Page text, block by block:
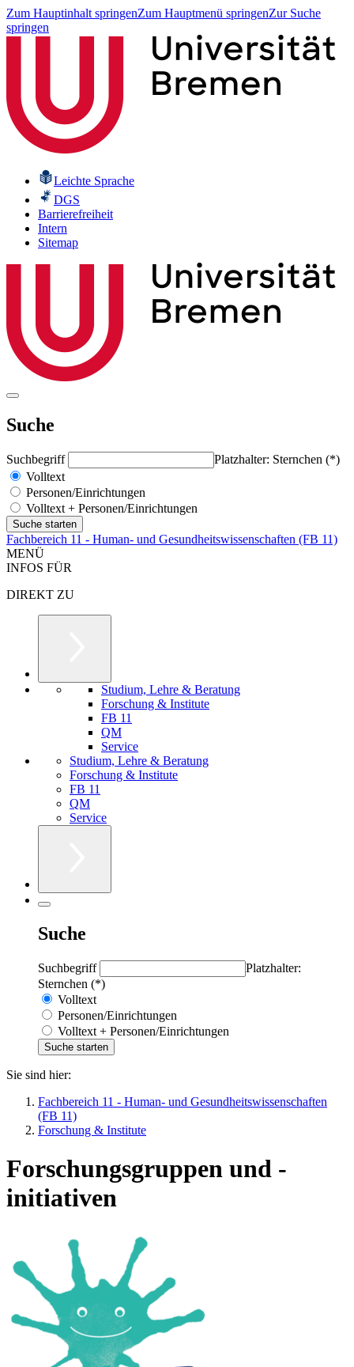
Zum Hauptinhalt springenZum Hauptmenü springenZur Suche
springen
Leichte Sprache
DGS
Barrierefreiheit
Intern
Sitemap
Suche
Suchbegriff
Platzhalter: Sternchen (*)
Volltext
Personen/Einrichtungen
Volltext + Personen/Einrichtungen
Fachbereich 11 - Human- und Gesundheitswissenschaften (FB 11)
MENÜ
INFOS FÜR
DIREKT ZU
Studium, Lehre & Beratung
Forschung & Institute
FB 11
QM
Service
Studium, Lehre & Beratung
Forschung & Institute
FB 11
QM
Service
Suche
Suchbegriff
Platzhalter:
Sternchen (*)
Volltext
Personen/Einrichtungen
Volltext + Personen/Einrichtungen
Sie sind hier:
Fachbereich 11 - Human- und Gesundheitswissenschaften
(FB 11)
Forschung & Institute
Forschungsgruppen und -
initiativen